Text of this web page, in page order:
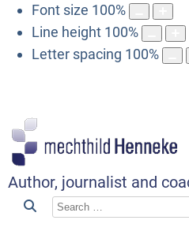
Font size 100%
Line height 100%
Letter spacing 100%
Author, journalist and